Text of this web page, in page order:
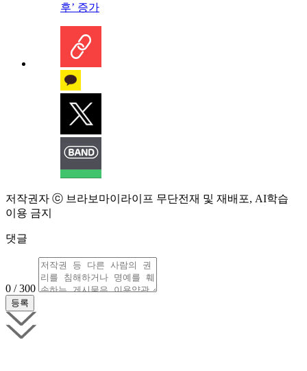
후’ 증가
저작권자 ⓒ 브라보마이라이프 무단전재 및 재배포, AI학습
이용 금지
댓글
0 / 300